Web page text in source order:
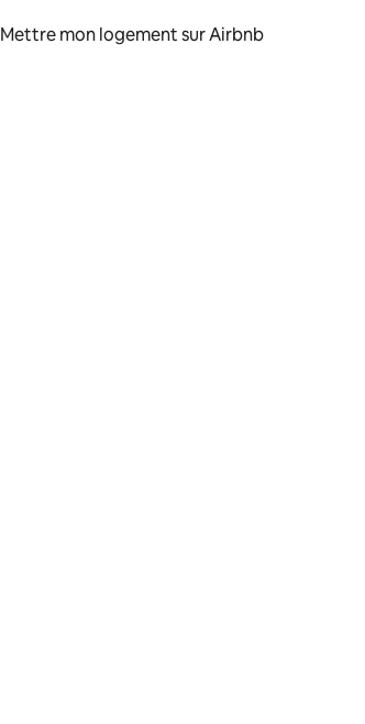
Mettre mon logement sur Airbnb